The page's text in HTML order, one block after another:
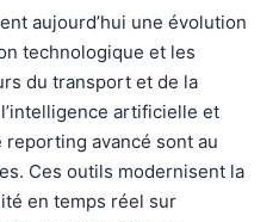
aujourd’hui une évolution
technologique et les
du transport et de la
artificielle et
reporting avancé sont au
Ces outils modernisent la
en temps réel sur